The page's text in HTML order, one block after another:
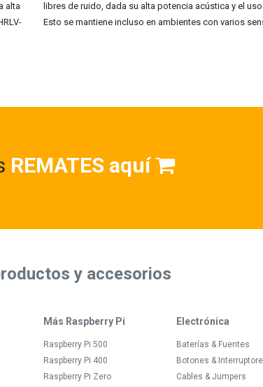
alta
libres de ruido, dada su alta potencia acústica y el
Esto se mantiene incluso en ambientes con varios
REMATES aquí
y accesorios
Más Raspberry Pi
Raspberry Pi 500
Raspberry Pi 400
Raspberry Pi Zero
Electrónica
Baterías & Fuentes
Botones &
Cables & Jumpers